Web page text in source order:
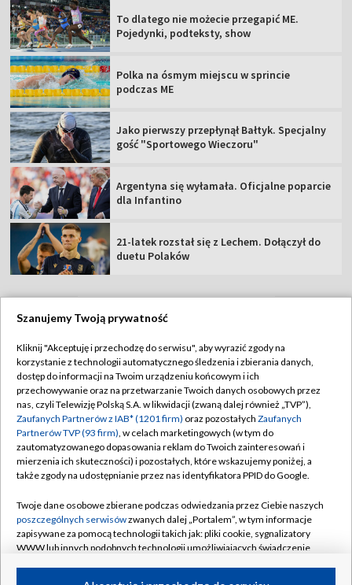
To dlatego nie możecie przegapić ME.
Pojedynki, podteksty, show
Polka na ósmym miejscu w sprincie
podczas ME
Jako pierwszy przepłynął Bałtyk. Specjalny
gość "Sportowego Wieczoru"
Argentyna się wyłamała. Oficjalne poparcie
dla Infantino
21-latek rozstał się z Lechem. Dołączył do
duetu Polaków
Abonament TVP
Sklep TVP
Biuro Reklamy
Oferta Handlowa
Telegazeta ogłoszenia
Rada Programowa
Ogłoszenia przetargowe
Akademia Telewizyjna
Regulamin TVP
Polityka prywatności
Moje zgody
Biuro reklamy
Kontakt
Kanały
©2026 Telewizja Polska Spółka Akcyjna w likwidacji
Szanujemy Twoją prywatność
Kliknij "Akceptuję i przechodzę do serwisu", aby wyrazić zgody na
korzystanie z technologii automatycznego śledzenia i zbierania danych,
dostęp do informacji na Twoim urządzeniu końcowym i ich
przechowywanie oraz na przetwarzanie Twoich danych osobowych przez
nas, czyli Telewizję Polską S.A. w likwidacji (zwaną dalej również „TVP”),
Zaufanych Partnerów z IAB* (1201 firm) oraz pozostałych Zaufanych
Partnerów TVP (93 firm), w celach marketingowych (w tym do
zautomatyzowanego dopasowania reklam do Twoich zainteresowań i
mierzenia ich skuteczności) i pozostałych, które wskazujemy poniżej, a
także zgody na udostępnianie przez nas identyfikatora PPID do Google.
Twoje dane osobowe zbierane podczas odwiedzania przez Ciebie naszych
poszczególnych serwisówzwanych dalej „Portalem”, w tym informacje
zapisywane za pomocą technologii takich jak: pliki cookie, sygnalizatory
WWW lub innych podobnych technologii umożliwiających świadczenie